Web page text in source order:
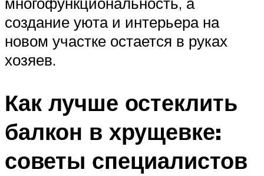
создание уюта и интерьера на
новом участке остается в руках
хозяев.
Как лучше остеклить
балкон в хрущевке:
советы специалистов